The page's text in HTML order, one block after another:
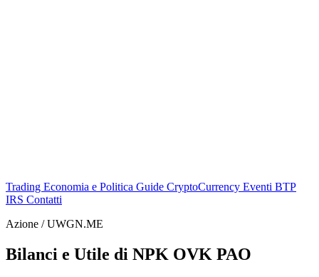
Trading Economia e Politica Guide CryptoCurrency Eventi BTP
IRS Contatti
Azione / UWGN.ME
Bilanci e Utile di NPK OVK PAO